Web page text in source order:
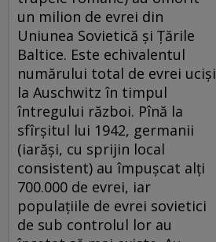
un milion de evrei din
Uniunea Sovietică şi Ţările
Baltice. Este echivalentul
numărului total de evrei ucişi
la Auschwitz în timpul
întregului război. Pînă la
sfîrşitul lui 1942, germanii
(iarăşi, cu sprijin local
consistent) au împuşcat alţi
700.000 de evrei, iar
populaţiile de evrei sovietici
de sub controlul lor au